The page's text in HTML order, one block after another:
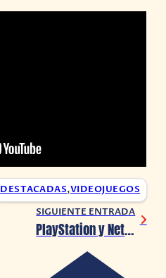
DESTACADAS,VIDEOJUEGOS
SIGUIENTE ENTRADA
PlayStation y Netflix buscarían aliarse para lanzar la competencia de Xbox Game Pass